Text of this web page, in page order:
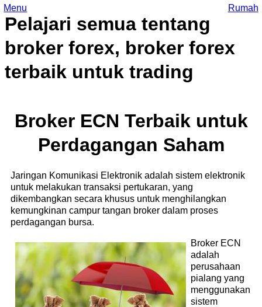
Pelajari semua tentang
broker forex, broker forex
terbaik untuk trading
Menu Rumah
Broker ECN Terbaik untuk
Perdagangan Saham
Jaringan Komunikasi Elektronik adalah sistem elektronik
untuk melakukan transaksi pertukaran, yang
dikembangkan secara khusus untuk menghilangkan
kemungkinan campur tangan broker dalam proses
perdagangan bursa.
Broker ECN
adalah
perusahaan
pialang yang
menggunakan
sistem